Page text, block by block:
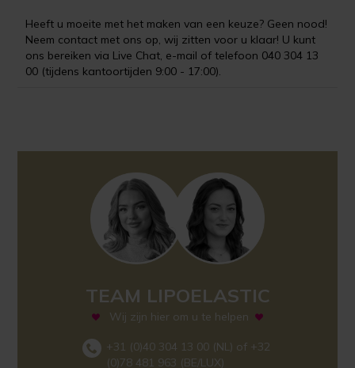
Heeft u moeite met het maken van een keuze? Geen nood!
Neem contact met ons op, wij zitten voor u klaar! U kunt
ons bereiken via Live Chat, e-mail of telefoon 040 304 13
00 (tijdens kantoortijden 9:00 - 17:00).
TEAM LIPOELASTIC
Wij zijn hier om u te helpen
+31 (0)40 304 13 00 (NL) of +32
(0)78 481 963 (BE/LUX)